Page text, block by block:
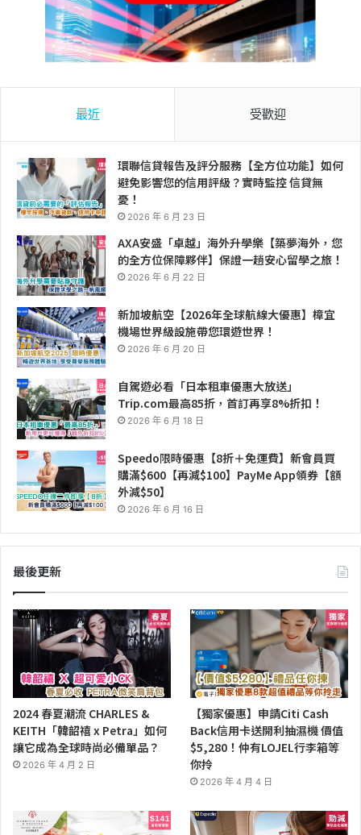
最近 受歡迎
環聯信貸報告及評分服務【全方位功能】如何
避免影響您的信用評級？實時監控 信貸無
憂！
2026 年 6 月 23 日
AXA安盛「卓越」海外升學樂【築夢海外，您
的全方位保障夥伴】保證一趟安心留學之旅！
2026 年 6 月 22 日
新加坡航空【2026年全球航線大優惠】樟宜
機場世界級設施帶您環遊世界！
2026 年 6 月 20 日
自駕遊必看「日本租車優惠大放送」
Trip.com最高85折，首訂再享8%折扣！
2026 年 6 月 18 日
Speedo限時優惠【8折＋免運費】新會員買
購滿$600【再減$100】PayMe App領券【額
外減$50】
2026 年 6 月 16 日
最後更新
2024 春夏潮流 CHARLES &
KEITH「韓韶禧 x Petra」如何
讓它成為全球時尚必備單品？
2026 年 4 月 2 日
【獨家優惠】申請Citi Cash
Back信用卡送開利抽濕機 價值
$5,280！仲有LOJEL行李箱等
你拎
2026 年 4 月 4 日